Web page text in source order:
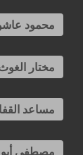
محمود
مختار
مساعد
مصطفى